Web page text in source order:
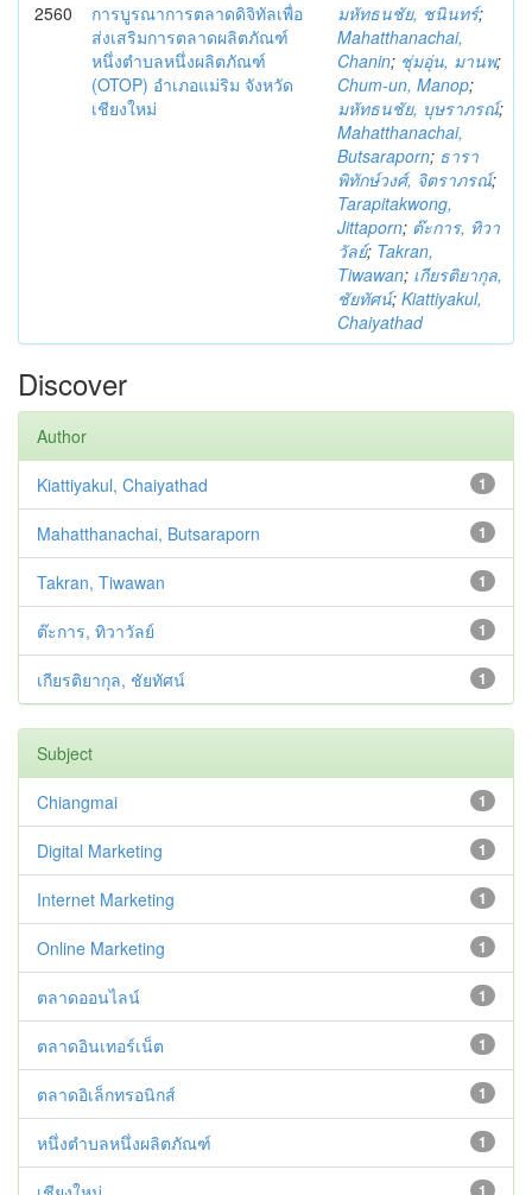
2560
การบูรณาการตลาดดิจิทัลเพื่อ
ส่งเสริมการตลาดผลิตภัณฑ์
หนึ่งตำบลหนึ่งผลิตภัณฑ์
(OTOP) อำเภอแม่ริม จังหวัด
เชียงใหม่
มหัทธนชัย, ชนินทร์;
Mahatthanachai,
Chanin; ชุ่มอุ่น, มานพ;
Chum-un, Manop;
มหัทธนชัย, บุษราภรณ์;
Mahatthanachai,
Butsaraporn; ธารา
พิทักษ์วงศ์, จิตราภรณ์;
Tarapitakwong,
Jittaporn; ต๊ะการ, ทิวา
วัลย์; Takran,
Tiwawan; เกียรติยากุล,
ชัยทัศน์; Kiattiyakul,
Chaiyathad
Discover
Author
1
Kiattiyakul, Chaiyathad
1
Mahatthanachai, Butsaraporn
1
Takran, Tiwawan
1
ต๊ะการ, ทิวาวัลย์
1
เกียรติยากุล, ชัยทัศน์
Subject
1
Chiangmai
1
Digital Marketing
1
Internet Marketing
1
Online Marketing
1
ตลาดออนไลน์
1
ตลาดอินเทอร์เน็ต
1
ตลาดอิเล็กทรอนิกส์
1
หนึ่งตำบลหนึ่งผลิตภัณฑ์
1